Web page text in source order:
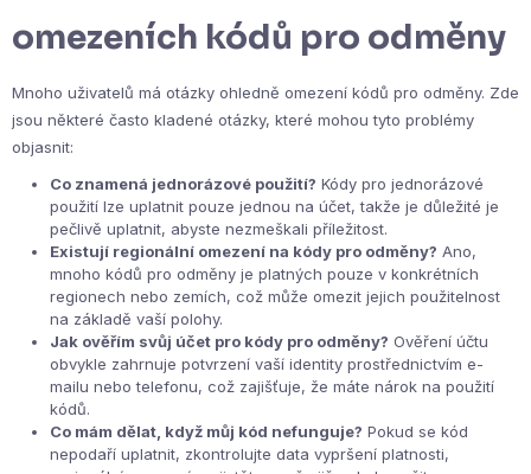
omezeních kódů pro odměny
Mnoho uživatelů má otázky ohledně omezení kódů pro odměny. Zde
jsou některé často kladené otázky, které mohou tyto problémy
objasnit:
Co znamená jednorázové použití? Kódy pro jednorázové
použití lze uplatnit pouze jednou na účet, takže je důležité je
pečlivě uplatnit, abyste nezmeškali příležitost.
Existují regionální omezení na kódy pro odměny? Ano,
mnoho kódů pro odměny je platných pouze v konkrétních
regionech nebo zemích, což může omezit jejich použitelnost
na základě vaší polohy.
Jak ověřím svůj účet pro kódy pro odměny? Ověření účtu
obvykle zahrnuje potvrzení vaší identity prostřednictvím e-
mailu nebo telefonu, což zajišťuje, že máte nárok na použití
kódů.
Co mám dělat, když můj kód nefunguje? Pokud se kód
nepodaří uplatnit, zkontrolujte data vypršení platnosti,